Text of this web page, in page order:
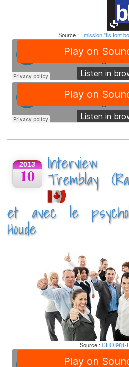
Source : Emission "Ils font
2013
10
Interview
Tremblay
et avec le
Houde
Source :CHOI981-